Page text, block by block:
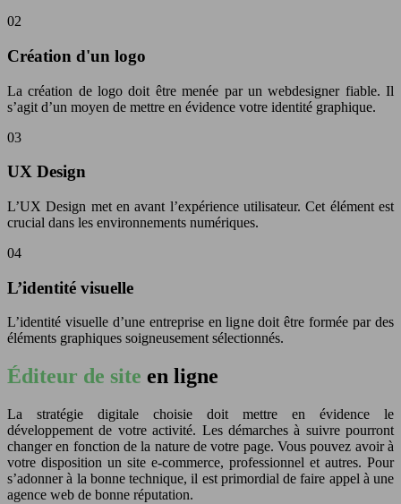
02
Création d'un logo
La création de logo doit être menée par un webdesigner fiable. Il
s’agit d’un moyen de mettre en évidence votre identité graphique.
03
UX Design
L’UX Design met en avant l’expérience utilisateur. Cet élément est
crucial dans les environnements numériques.
04
L’identité visuelle
L’identité visuelle d’une entreprise en ligne doit être formée par des
éléments graphiques soigneusement sélectionnés.
Éditeur de site en ligne
La stratégie digitale choisie doit mettre en évidence le
développement de votre activité. Les démarches à suivre pourront
changer en fonction de la nature de votre page. Vous pouvez avoir à
votre disposition un site e-commerce, professionnel et autres. Pour
s’adonner à la bonne technique, il est primordial de faire appel à une
agence web de bonne réputation.